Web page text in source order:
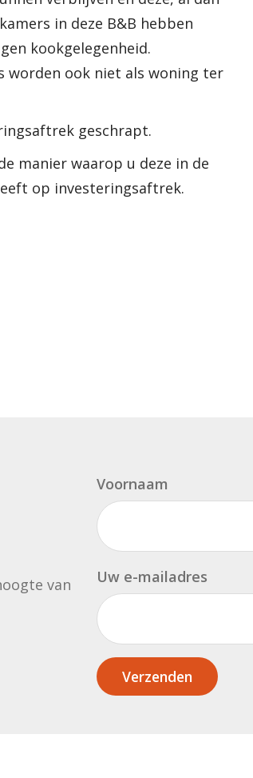
in deze B&B hebben
kookgelegenheid.
worden ook niet als woning ter
geschrapt.
manier waarop u deze in de
op investeringsaftrek.
van
Voornaam
Uw e-mailadres
Verzenden